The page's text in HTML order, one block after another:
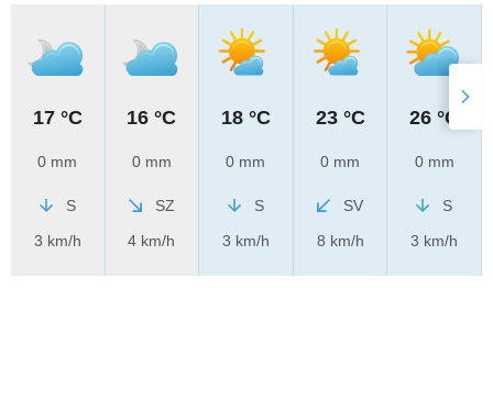
17 °C
0 mm
S
3 km/h
16 °C
0 mm
SZ
4 km/h
18 °C
0 mm
S
3 km/h
23 °C
0 mm
SV
8 km/h
26 °C
0 mm
S
3 km/h